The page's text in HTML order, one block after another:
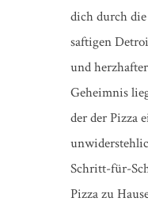
dich durch
saftigen
und
Geheimnis
der der Pizza
Schritt-für-
Pizza zu